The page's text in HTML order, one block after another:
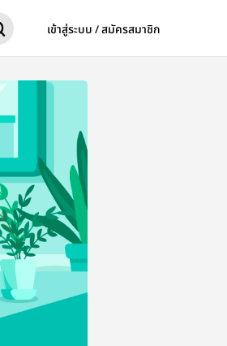
เข้าสู่ระบบ / สมัครสมาชิก